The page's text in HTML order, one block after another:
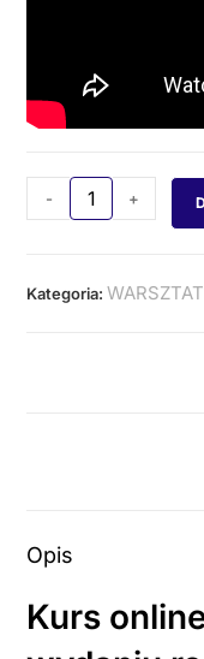
- +
Kategoria:
Opis
Kurs